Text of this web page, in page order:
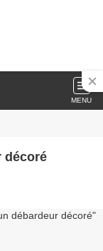
MENU
décoré